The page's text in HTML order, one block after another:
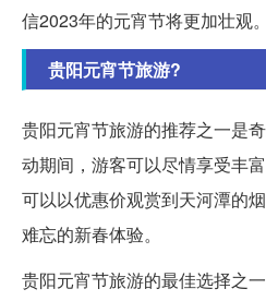
信2023年的元宵节将更加壮观。
贵阳元宵节旅游?
贵阳元宵节旅游的推荐之一是
动期间，游客可以尽情享受丰
可以以优惠价观赏到天河潭的
难忘的新春体验。
贵阳元宵节旅游的最佳选择之